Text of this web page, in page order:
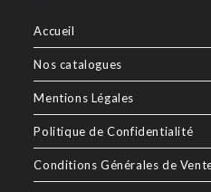
Accueil
Nos catalogues
Mentions Légales
Politique de Confidentialité
Conditions Générales de